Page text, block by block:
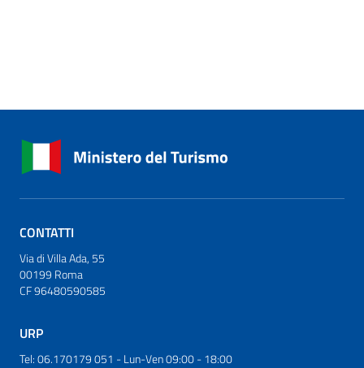
CONTATTI
Via di Villa Ada, 55
00199 Roma
CF 96480590585
URP
Tel: 06.170179 051 - Lun-Ven 09:00 - 18:00